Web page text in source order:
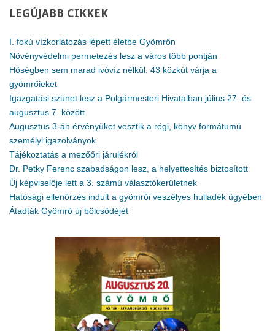
LEGÚJABB CIKKEK
I. fokú vízkorlátozás lépett életbe Gyömrőn
Növényvédelmi permetezés lesz a város több pontján
Hőségben sem marad ivóvíz nélkül: 43 közkút várja a
gyömrőieket
Igazgatási szünet lesz a Polgármesteri Hivatalban július 27. és
augusztus 7. között
Augusztus 3-án érvényüket vesztik a régi, könyv formátumú
személyi igazolványok
Tájékoztatás a mezőőri járulékról
Dr. Petky Ferenc szabadságon lesz, a helyettesítés biztosított
Új képviselője lett a 3. számú választókerületnek
Hatósági ellenőrzés indult a gyömrői veszélyes hulladék ügyében
Átadták Gyömrő új bölcsődéjét